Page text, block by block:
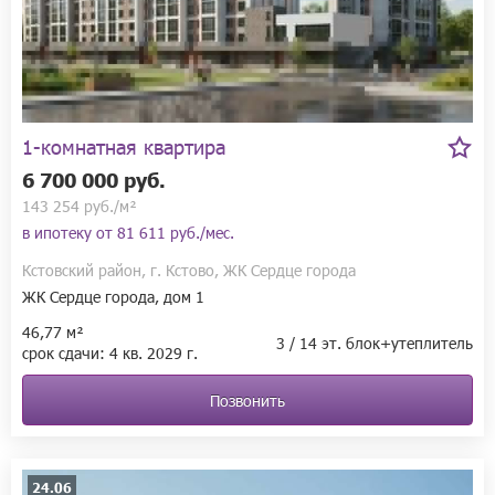
Если вы любите Кстово и хотите жить в комфортном
пространстве, то такого ЖК в этом городе ещё не было.
1-комнатная квартира
6 700 000 руб.
143 254 руб./м²
в ипотеку от 81 611 руб./мес.
Кстовский район, г. Кстово, ЖК Сердце города
ЖК Сердце города, дом 1
46,77 м²
срок сдачи: 4 кв. 2029 г. 3 / 14 эт. блок+утеплитель
Позвонить
24.06